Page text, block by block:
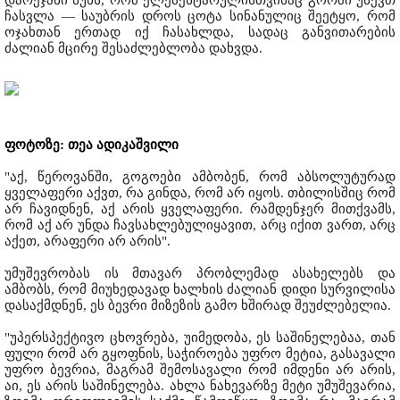
ჩასვლა — საუბრის დროს ცოტა სინანულიც შეეტყო, რომ
ოჯახთან ერთად იქ ჩასახლდა, სადაც განვითარების
ძალიან მცირე შესაძლებლობა დახვდა.
ფოტოზე: თეა ადიკაშვილი
"აქ, წეროვანში, გოგოები ამბობენ, რომ აბსოლუტურად
ყველაფერი აქვთ, რა გინდა, რომ არ იყოს. თბილისშიც რომ
არ ჩავიდნენ, აქ არის ყველაფერი. რამდენჯერ მითქვამს,
რომ აქ არ უნდა ჩავსახლებულიყავით, არც იქით ვართ, არც
აქეთ, არაფერი არ არის".
უმუშევრობას ის მთავარ პრობლემად ასახელებს და
ამბობს, რომ მიუხედავად ხალხის ძალიან დიდი სურვილისა
დასაქმდნენ, ეს ბევრი მიზეზის გამო ხშირად შეუძლებელია.
"უპერსპექტივო ცხოვრება, უიმედობა, ეს საშინელებაა, თან
ფული რომ არ გყოფნის, საჭიროება უფრო მეტია, გასავალი
უფრო ბევრია, მაგრამ შემოსავალი რომ იმდენი არ არის,
აი, ეს არის საშინელება. ახლა ნახევარზე მეტი უმუშევარია,